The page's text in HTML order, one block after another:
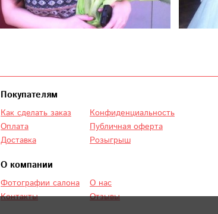
Покупателям
Как сделать заказ
Оплата
Доставка
Конфиденциальность
Публичная оферта
Розыгрыш
О компании
Фотографии салона
Контакты
О нас
Отзывы